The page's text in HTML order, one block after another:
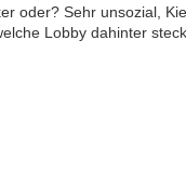
oder? Sehr unsozial,
Lobby dahinter